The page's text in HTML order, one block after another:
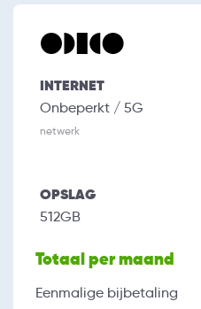
INTERNET
Onbeperkt / 5G
netwerk
OPSLAG
512GB
Totaal per maand
Eenmalige bijbetaling